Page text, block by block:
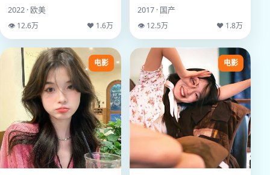
2022 · 欧美
👁 12.6万 ♥ 1.6万
2017 · 国产
👁 12.5万 ♥ 1.8万
电影 电影